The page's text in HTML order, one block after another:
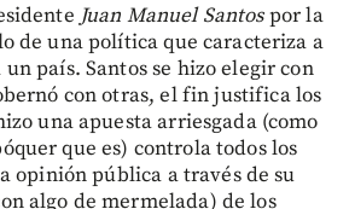
Juan Manuel Santospor la
de una política que caracteriza a
país. Santos se hizo elegir con
con otras, el fin justifica los
una apuesta arriesgada (como
que es) controla todos los
opinión pública a través de su
algo de mermelada) de los